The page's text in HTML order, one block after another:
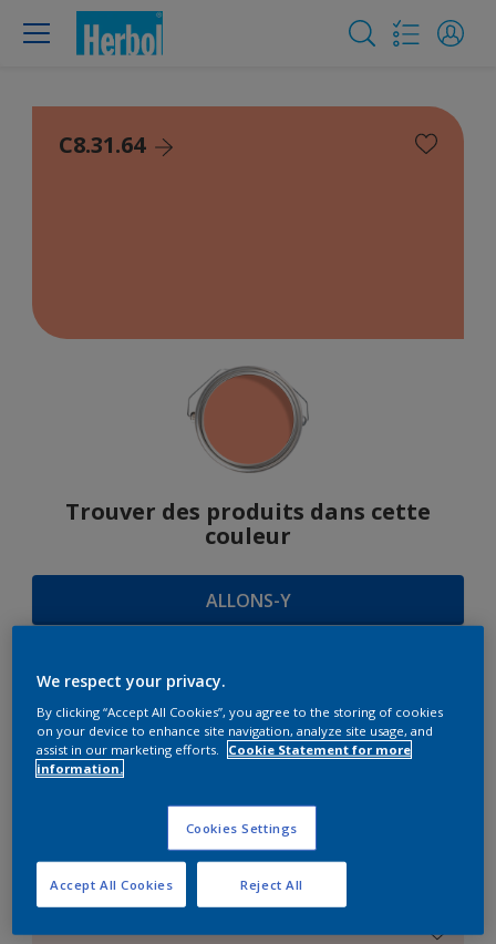
C8.31.64
Trouver des produits dans cette
couleur
ALLONS-Y
SUGGESTIONS
D'HARMONIES
Le Blanc Parfait
We respect your privacy.
By clicking “Accept All Cookies”, you agree to the storing of cookies
on your device to enhance site navigation, analyze site usage, and
assist in our marketing efforts.
Cookie Statement for more
information.
Cookies Settings
Reject All
Accept All Cookies